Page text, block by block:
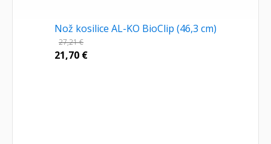
Nož kosilice AL-KO BioClip (46,3 cm)
27,21€
21,70 €